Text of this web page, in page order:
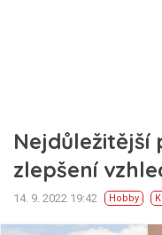
Nejdůležitější
zlepšení
14. 9. 2022 19:42 Hobby